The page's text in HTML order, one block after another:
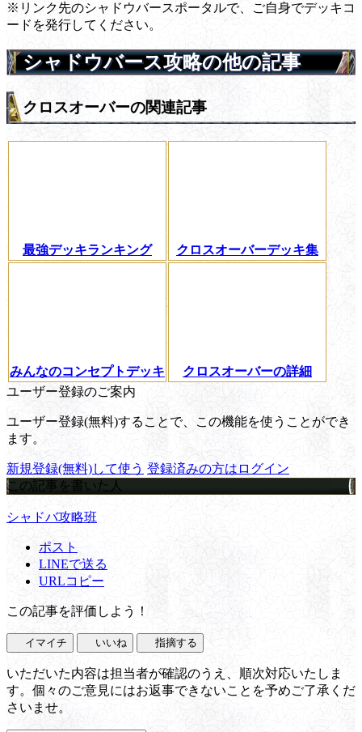
※リンク先のシャドウバースポータルで、ご自身でデッキコ
ードを発行してください。
シャドウバース攻略の他の記事
クロスオーバーの関連記事
最強デッキランキング クロスオーバーデッキ集
みんなのコンセプトデッキ
クロスオーバーの詳細
ユーザー登録のご案内
ユーザー登録(無料)することで、この機能を使うことができ
ます。
新規登録(無料)して使う 登録済みの方はログイン
この記事を書いた人
シャドバ攻略班
ポスト
LINEで送る
URLコピー
この記事を評価しよう！
イマイチ いいね 指摘する
いただいた内容は担当者が確認のうえ、順次対応いたしま
す。個々のご意見にはお返事できないことを予めご了承くだ
さいませ。